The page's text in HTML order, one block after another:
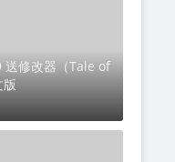
送修改器（Tale of